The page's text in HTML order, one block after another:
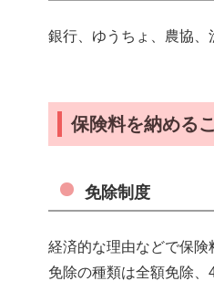
銀行、ゆうちょ、農協、
保険料を納める
免除制度
経済的な理由などで保険
免除の種類は全額免除、